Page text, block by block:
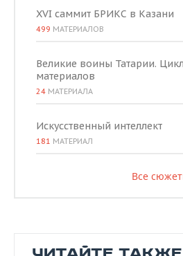
XVI саммит БРИКС в Казани
499 МАТЕРИАЛОВ
Великие воины Татарии.
материалов
24 МАТЕРИАЛА
Искусственный интеллект
181 МАТЕРИАЛ
Все